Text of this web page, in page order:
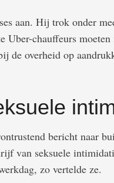
aan. Hij trok onder
Uber-chauffeurs
de overheid op
bericht naar
van seksuele
zo vertelde ze.